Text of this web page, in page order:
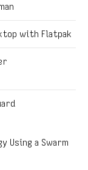
with Flatpak
Using a Swarm